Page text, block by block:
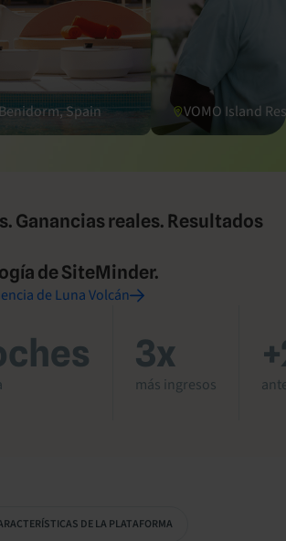
Spain VOMO Island
Ganancias reales. Resultados
de SiteMinder.
de Luna Volcán
3x
más ingresos
DE LA PLATAFORMA